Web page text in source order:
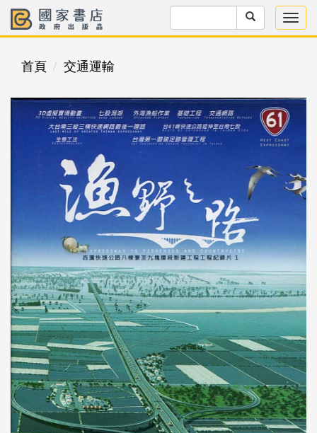
首頁 交通運輸